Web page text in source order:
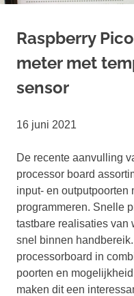
Raspberry
meter met
sensor
16 juni 2021
De recente aanvulling
processor board
input- en outputpoorten
programmeren. Snelle
tastbare realisaties van
snel binnen
processorboard in
poorten en
maken dit een